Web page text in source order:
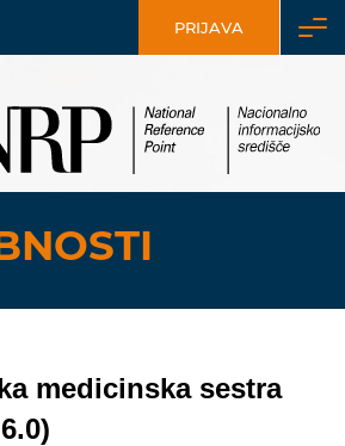
PRIJAVA
medicinska sestra